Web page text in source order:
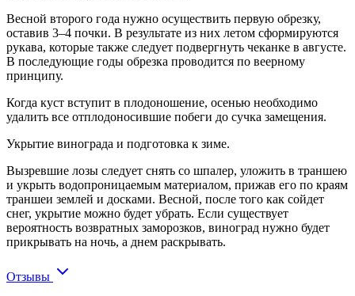
Весной второго года нужно осуществить первую обрезку,
оставив 3–4 почки. В результате из них летом сформируются
рукава, которые также следует подвергнуть чеканке в августе.
В последующие годы обрезка проводится по веерному
принципу.
Когда куст вступит в плодоношение, осенью необходимо
удалить все отплодоносившие побеги до сучка замещения.
Укрытие винограда и подготовка к зиме.
Вызревшие лозы следует снять со шпалер, уложить в траншею
и укрыть водопроницаемым материалом, прижав его по краям
траншеи землей и досками. Весной, после того как сойдет
снег, укрытие можно будет убрать. Если существует
вероятность возвратных заморозков, виноград нужно будет
прикрывать на ночь, а днем раскрывать.
Отзывы